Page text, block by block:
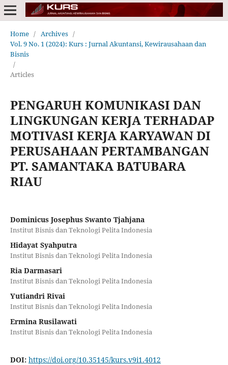
Home / Archives /
Vol. 9 No. 1 (2024): Kurs : Jurnal Akuntansi, Kewirausahaan dan
Bisnis
/
Articles
PENGARUH KOMUNIKASI DAN
LINGKUNGAN KERJA TERHADAP
MOTIVASI KERJA KARYAWAN DI
PERUSAHAAN PERTAMBANGAN
PT. SAMANTAKA BATUBARA
RIAU
Dominicus Josephus Swanto Tjahjana
Institut Bisnis dan Teknologi Pelita Indonesia
Hidayat Syahputra
Institut Bisnis dan Teknologi Pelita Indonesia
Ria Darmasari
Institut Bisnis dan Teknologi Pelita Indonesia
Yutiandri Rivai
Institut Bisnis dan Teknologi Pelita Indonesia
Ermina Rusilawati
Institut Bisnis dan Teknologi Pelita Indonesia
DOI: https://doi.org/10.35145/kurs.v9i1.4012